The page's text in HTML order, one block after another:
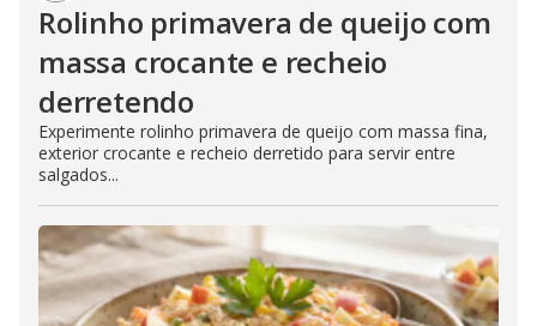
Rolinho primavera de queijo com
massa crocante e recheio
derretendo
Experimente rolinho primavera de queijo com massa fina,
exterior crocante e recheio derretido para servir entre
salgados...